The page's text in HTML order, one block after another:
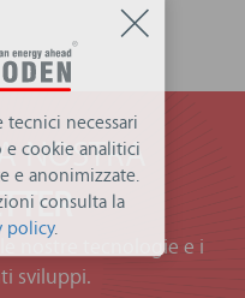
NOSTRA
nostre tecnologie e i
sviluppi.
necessari
cookie analitici
e anonimizzate.
consulta la
policy.